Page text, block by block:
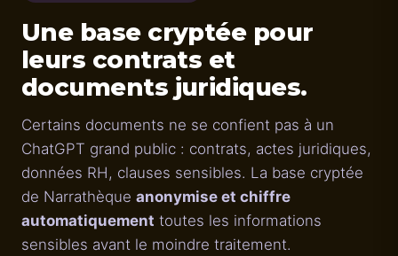
Une base cryptée pour
leurs contrats et
documents juridiques.
Certains documents ne se confient pas à un
ChatGPT grand public : contrats, actes juridiques,
données RH, clauses sensibles. La base cryptée
de Narrathèque anonymise et chiffre
automatiquement toutes les informations
sensibles avant le moindre traitement.